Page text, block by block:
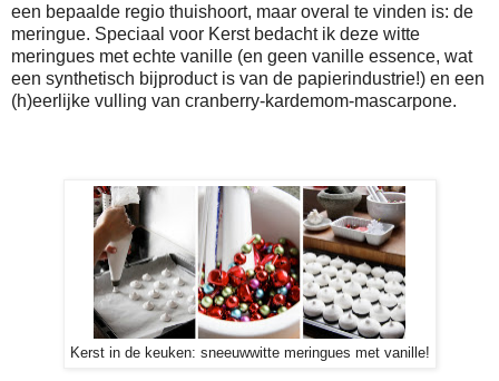
een bepaalde regio thuishoort, maar overal te vinden is: de
meringue. Speciaal voor Kerst bedacht ik deze witte
meringues met echte vanille (en geen vanille essence, wat
een synthetisch bijproduct is van de papierindustrie!) en een
(h)eerlijke vulling van cranberry-kardemom-mascarpone.
Kerst in de keuken: sneeuwwitte meringues met vanille!